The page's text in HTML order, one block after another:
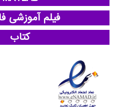
فیلم آموزشی
کتاب